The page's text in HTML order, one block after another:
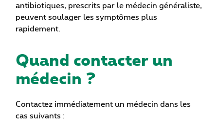
antibiotiques, prescrits par le médecin généraliste,
peuvent soulager les symptômes plus
rapidement.
Quand contacter un
médecin ?
Contactez immédiatement un médecin dans les
cas suivants :